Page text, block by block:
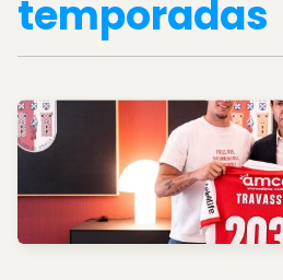
temporadas